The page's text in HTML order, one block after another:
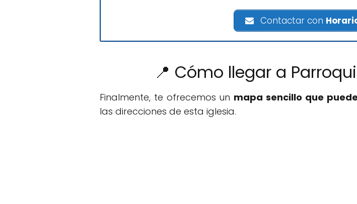
Contactar con
📍 Cómo llegar a
Finalmente, te ofrecemos un mapa sencillo que
las direcciones de esta iglesia.